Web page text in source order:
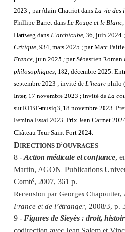
2023 ; par Alain Chatriot dans La vie des
Phillipe Barret dans Le Rouge et le Blanc,
Hartweg dans L’archicube, 36, juin 2024
Critique, 934, mars 2025 ; par Marc
France, juin 2025 ; par Sébastien Roman
philosophiques, 182, décembre 2025.
septembre 2023 ; invité de L’heure philo
Inter, 17 novembre 2023 ; invité de La
sur RTBF-musiq3, 18 novembre 2023.
Femina Essai 2023. Prix Jean Carmet
Château Tour Saint Fort 2024.
DIRECTIONS D’OUVRAGES
8 - Action médicale et confiance,
Martin, AGON, Publications
Comté, 2007, 361 p.
Recension par Georges Chapoutier,
France et de l’étranger, 2008/3, p.
9 - Figures de Sieyès : droit,
codirection avec Jean Salem et